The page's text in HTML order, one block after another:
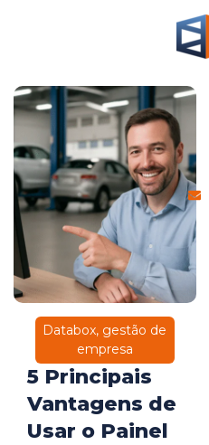
Databox, gestão de
empresa
5 Principais
Vantagens de
Usar o Painel